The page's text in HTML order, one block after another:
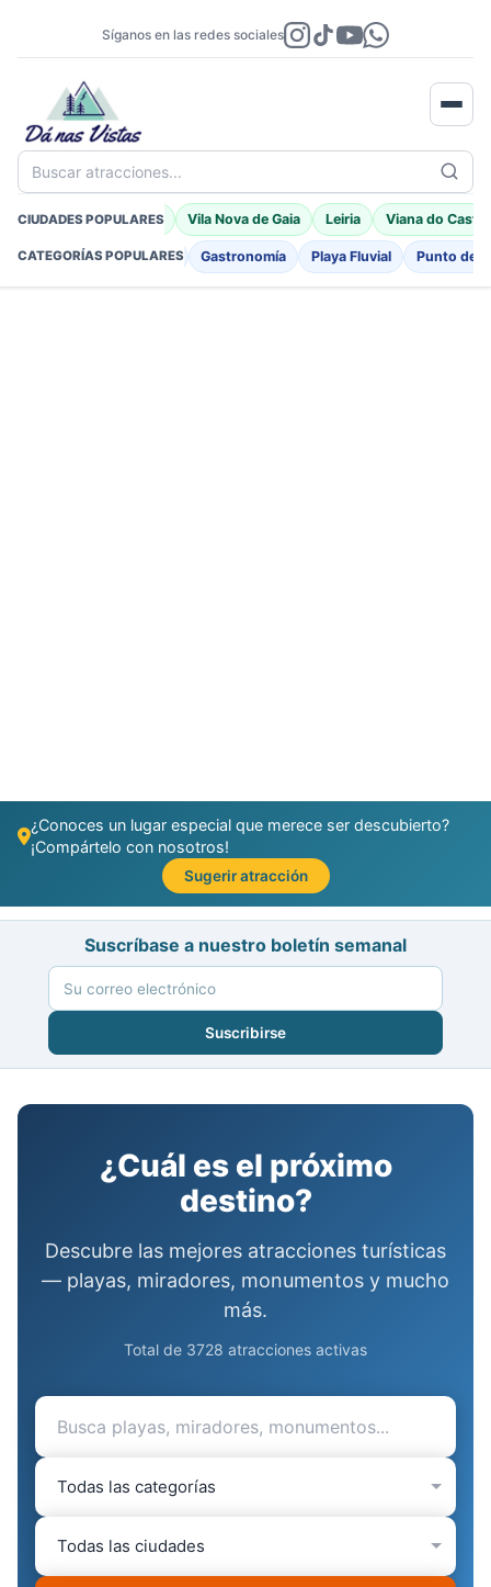
Síganos en las redes sociales
Buscar atracciones...
CIUDADES POPULARES
Braga Porto Moniz Vila Nova de Gaia Leiria Viana do
CATEGORÍAS POPULARES
Fortificaciones Iglesia Gastronomía Playa Fluvial Punto de
¿Conoces un lugar especial que merece ser descubierto?
¡Compártelo con nosotros!
Sugerir atracción
Suscríbase a nuestro boletín semanal
Suscribirse
¿Cuál es el próximo
destino?
Descubre las mejores atracciones turísticas
— playas, miradores, monumentos y mucho
más.
Total de 3728 atracciones activas